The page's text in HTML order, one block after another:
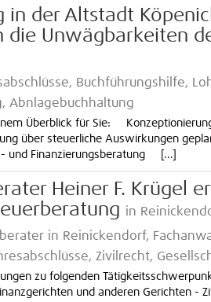
in der Altstadt
Unwägbarkeiten
Buchführungshilfe,
Abnlagebuchhaltung
Überblick für Sie:
über steuerliche Auswirkungen
und Finanzierungsberatung [...]
Heiner F. Krügel
in
in Reinickendorf,
Zivilrecht,
zu folgenden
und anderen Gerichten -